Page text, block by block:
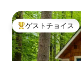
大好評のゲストチ
ゲストチョイス